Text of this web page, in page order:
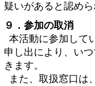
疑いがあると認め
９．参加の取消
本活動に参加して
申し出により、い
きます。
また、取扱窓口は